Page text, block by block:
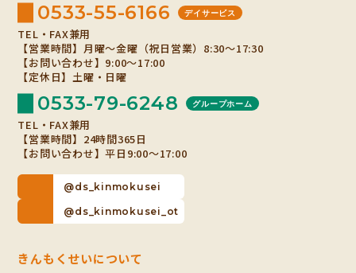
0533-55-6166 デイサービス
TEL・FAX兼用
【営業時間】月曜～金曜（祝日営業）8:30～17:30
【お問い合わせ】9:00～17:00
【定休日】土曜・日曜
0533-79-6248 グループホーム
TEL・FAX兼用
【営業時間】24時間365日
【お問い合わせ】平日9:00～17:00
@ds_kinmokusei
@ds_kinmokusei_ot
きんもくせいについて